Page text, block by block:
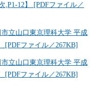
,P1-12】 [PDFファイル／
立山口東京理科大学 平成
[PDFファイル／267KB]
立山口東京理科大学 平成
[PDFファイル／267KB]